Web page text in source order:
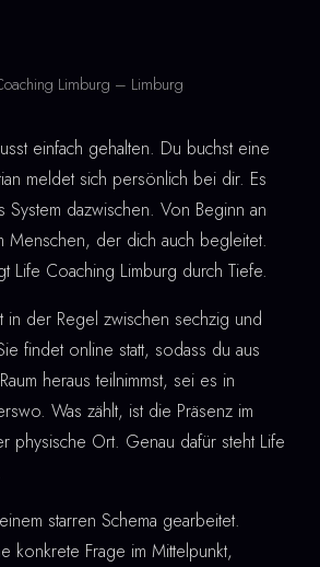
Limburg – Limburg
einfach gehalten. Du buchst eine
meldet sich persönlich bei dir. Es
System dazwischen. Von Beginn an
Menschen, der dich auch begleitet.
Life Coaching Limburg durch Tiefe.
in der Regel zwischen sechzig und
findet online statt, sodass du aus
heraus teilnimmst, sei es in
Was zählt, ist die Präsenz im
physische Ort. Genau dafür steht Life
starren Schema gearbeitet.
konkrete Frage im Mittelpunkt,